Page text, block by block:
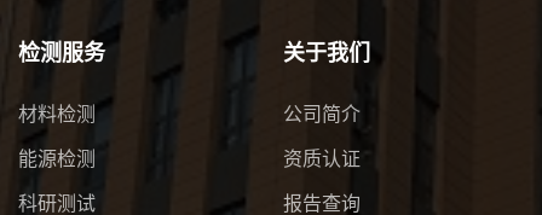
检测服务
材料检测
能源检测
科研测试
关于我们
公司简介
资质认证
报告查询